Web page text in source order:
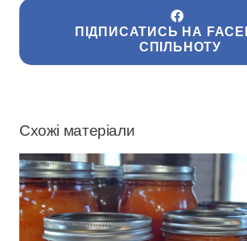
ПІДПИСАТИСЬ НА
СПІЛЬНОТУ
Схожі матеріали